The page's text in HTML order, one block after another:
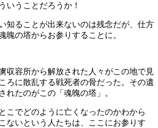
いうことだろうか！
知ることが出来ないのは残念だが、仕方
魄の塔からお参りすることに。
収容所から解放された人々がこの地で見
ろに散乱する戦死者の骨だった。その遺
れたのがこの「魂魄の塔」。
こでどのように亡くなったのかわから
ないという人たちは、ここにお参りす